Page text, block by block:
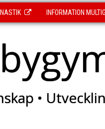
INFORMATION
•